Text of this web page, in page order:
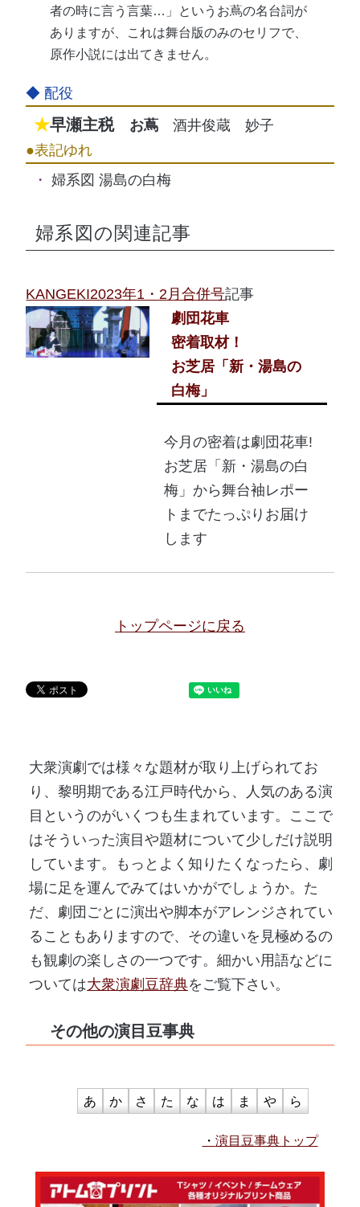
者の時に言う言葉…」というお蔦の名台詞が
ありますが、これは舞台版のみのセリフで、
原作小説には出てきません。
早瀬主税 お蔦 酒井俊蔵 妙子
婦系図 湯島の白梅
婦系図の関連記事
KANGEKI2023年1・2月合併号記事
劇団花車
密着取材！
お芝居「新・湯島の
白梅」
今月の密着は劇団花車!
お芝居「新・湯島の白
梅」から舞台袖レポー
トまでたっぷりお届け
します
トップページに戻る
大衆演劇では様々な題材が取り上げられてお
り、黎明期である江戸時代から、人気のある演
目というのがいくつも生まれています。ここで
はそういった演目や題材について少しだけ説明
しています。もっとよく知りたくなったら、劇
場に足を運んでみてはいかがでしょうか。た
だ、劇団ごとに演出や脚本がアレンジされてい
ることもありますので、その違いを見極めるの
も観劇の楽しさの一つです。細かい用語などに
ついては大衆演劇豆辞典をご覧下さい。
その他の演目豆事典
あ か さ た な は ま や ら
演目豆事典トップ